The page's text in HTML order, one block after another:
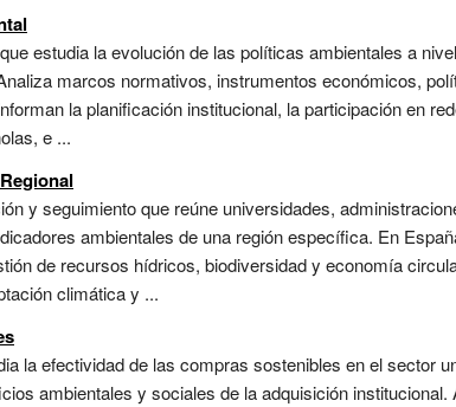
estudia la evolución de las políticas ambientales a
marcos normativos, instrumentos económicos,
la planificación institucional, la participación en
e ...
y seguimiento que reúne universidades,
ambientales de una región específica. En
de recursos hídricos, biodiversidad y economía
climática y ...
la efectividad de las compras sostenibles en el sector
ambientales y sociales de la adquisición